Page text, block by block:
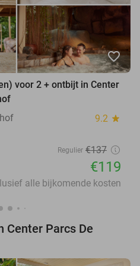
favorite_border
voor 2 + ontbijt in Center
9.2 star
Regulier €137
€119
alle bijkomende kosten
Center Parcs De